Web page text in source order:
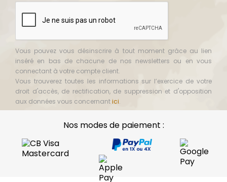
Vous pouvez vous désinscrire à tout moment grâce au lien
inséré en bas de chacune de nos newsletters ou en vous
connectant à votre compte client.
Vous trouverez toutes les informations sur l’exercice de votre
droit d'accès, de rectification, de suppression et d'opposition
aux données vous concernantici.
Nos modes de paiement :